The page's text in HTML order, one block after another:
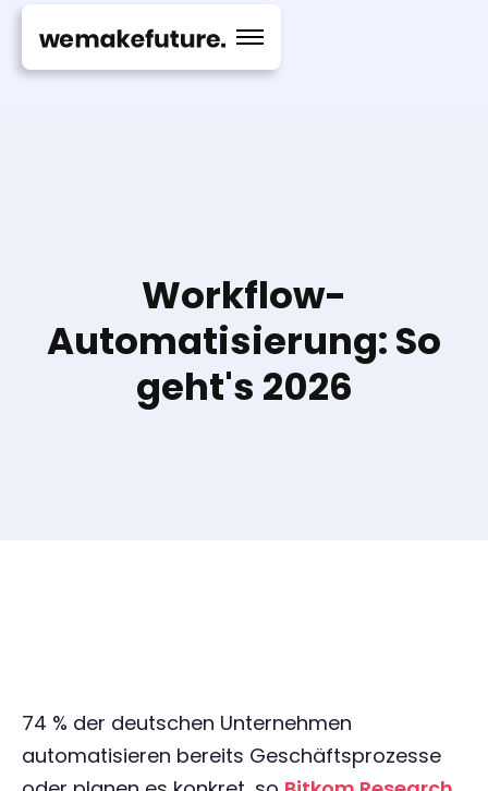
Workflow-
Automatisierung: So
geht's 2026
74 % der deutschen Unternehmen
automatisieren bereits Geschäftsprozesse